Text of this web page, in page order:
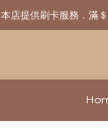
新粉請先
本店提供刷卡服務．滿